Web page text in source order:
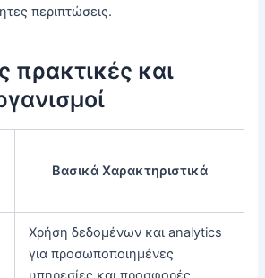
περιπτώσεις.
πρακτικές και
Βασικά Χαρακτηριστικά
Χρήση δεδομένων και analytics
για προσωποποιημένες